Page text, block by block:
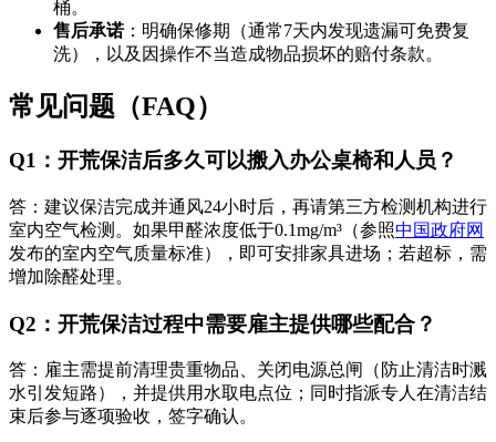
桶。
售后承诺：明确保修期（通常7天内发现遗漏可免费复
洗），以及因操作不当造成物品损坏的赔付条款。
常见问题（FAQ）
Q1：开荒保洁后多久可以搬入办公桌椅和人员？
答：建议保洁完成并通风24小时后，再请第三方检测机构进行
室内空气检测。如果甲醛浓度低于0.1mg/m³（参照中国政府网
发布的室内空气质量标准），即可安排家具进场；若超标，需
增加除醛处理。
Q2：开荒保洁过程中需要雇主提供哪些配合？
答：雇主需提前清理贵重物品、关闭电源总闸（防止清洁时溅
水引发短路），并提供用水取电点位；同时指派专人在清洁结
束后参与逐项验收，签字确认。